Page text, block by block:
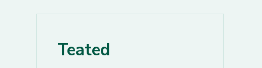
Teated